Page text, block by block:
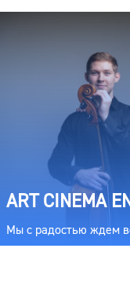
ART CINEMA
Мы с радостью ждем